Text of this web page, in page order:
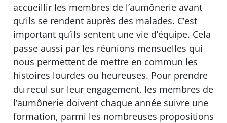
accueillir les membres de l’aumônerie avant
qu’ils se rendent auprès des malades. C’est
important qu’ils sentent une vie d’équipe. Cela
passe aussi par les réunions mensuelles qui
nous permettent de mettre en commun les
histoires lourdes ou heureuses. Pour prendre
du recul sur leur engagement, les membres de
l’aumônerie doivent chaque année suivre une
formation, parmi les nombreuses propositions